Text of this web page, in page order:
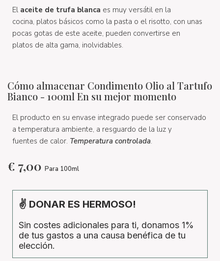
El aceite de trufa blanca es muy versátil en la
cocina, platos básicos como la pasta o el risotto, con unas
pocas gotas de este aceite, pueden convertirse en
platos de alta gama, inolvidables.
Cómo almacenar Condimento Olio al Tartufo
Bianco - 100ml En su mejor momento
El producto en su envase integrado puede ser conservado
a temperatura ambiente, a resguardo de la luz y
fuentes de calor. Temperatura controlada.
€ 7,00 Para 100ml
✌ DONAR ES HERMOSO!
Sin costes adicionales para ti, donamos 1%
de tus gastos a una causa benéfica de tu
elección.